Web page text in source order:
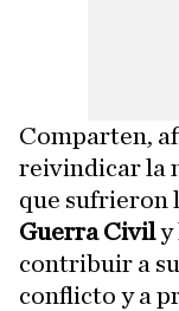
Comparten,
reivindicar la
que sufrieron
Guerra Civily
contribuir a
conflicto y a